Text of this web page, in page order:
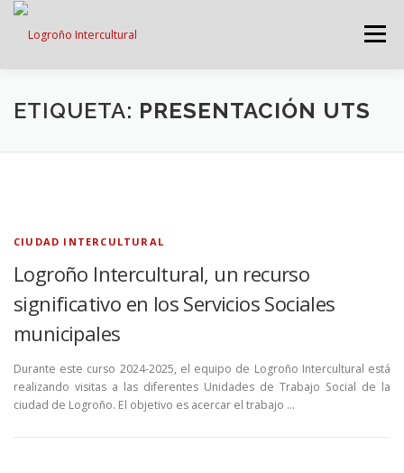
Saltar
Menú
LOGROÑO INTERCULTURAL
GRADÚATE EN CONVIVENCIA
RECURSOS PUNTO DE ACOGIDA
ETIQUETA: PRESENTACIÓN UTS
CIUDAD INTERCULTURAL
Logroño Intercultural, un recurso
significativo en los Servicios Sociales
municipales
Durante este curso 2024-2025, el equipo de Logroño Intercultural está
realizando visitas a las diferentes Unidades de Trabajo Social de la
ciudad de Logroño. El objetivo es acercar el trabajo …